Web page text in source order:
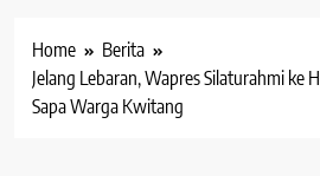
Home
Berita
Jelang Lebaran, Wapres Silaturahmi ke
Sapa Warga Kwitang